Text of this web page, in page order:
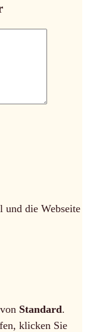
und die Webseite
Standard.
klicken Sie